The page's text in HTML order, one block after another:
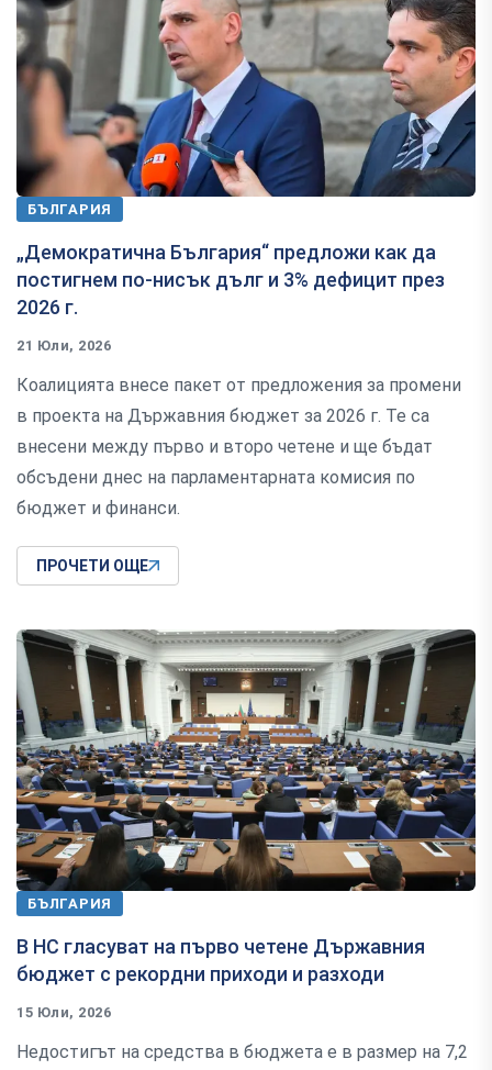
БЪЛГАРИЯ
„Демократична България“ предложи как да
постигнем по-нисък дълг и 3% дефицит през
2026 г.
21 Юли, 2026
Коалицията внесе пакет от предложения за промени
в проекта на Държавния бюджет за 2026 г. Те са
внесени между първо и второ четене и ще бъдат
обсъдени днес на парламентарната комисия по
бюджет и финанси.
ПРОЧЕТИ ОЩЕ
БЪЛГАРИЯ
В НС гласуват на първо четене Държавния
бюджет с рекордни приходи и разходи
15 Юли, 2026
Недостигът на средства в бюджета е в размер на 7,2